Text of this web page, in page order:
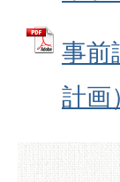
事前
計画